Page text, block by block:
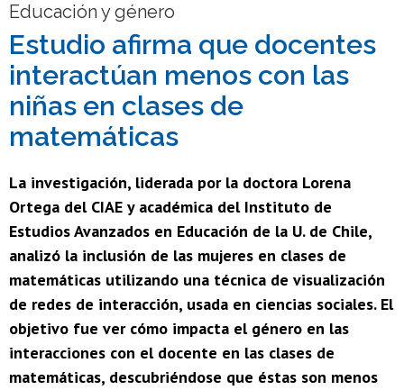
Académicas/os
Funcionarias/os
Egresadas/os
Educación y género
Estudio afirma que docentes
interactúan menos con las
niñas en clases de
matemáticas
La investigación, liderada por la doctora Lorena
Ortega del CIAE y académica del Instituto de
Estudios Avanzados en Educación de la U. de Chile,
analizó la inclusión de las mujeres en clases de
matemáticas utilizando una técnica de visualización
de redes de interacción, usada en ciencias sociales. El
objetivo fue ver cómo impacta el género en las
interacciones con el docente en las clases de
matemáticas, descubriéndose que éstas son menos